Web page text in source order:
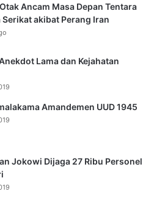
Ancam Masa Depan Tentara
akibat Perang Iran
Lama dan Kejahatan
Amandemen UUD 1945
Jokowi Dijaga 27 Ribu Personel